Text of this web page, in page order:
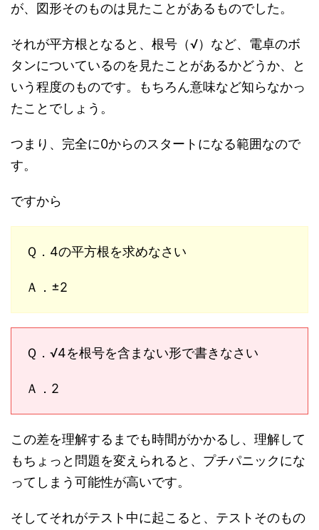
が、図形そのものは見たことがあるものでした。
それが平方根となると、根号（√）など、電卓のボ
タンについているのを見たことがあるかどうか、と
いう程度のものです。もちろん意味など知らなかっ
たことでしょう。
つまり、完全に0からのスタートになる範囲なので
す。
ですから
Ｑ．4の平方根を求めなさい
Ａ．±2
Ｑ．√4を根号を含まない形で書きなさい
Ａ．2
この差を理解するまでも時間がかかるし、理解して
もちょっと問題を変えられると、プチパニックにな
ってしまう可能性が高いです。
そしてそれがテスト中に起こると、テストそのもの